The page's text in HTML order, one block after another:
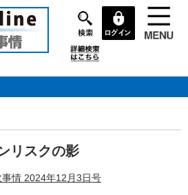
メ
イ
コ
ン
に
移
動
リスクの影
情 2024年12月3日号